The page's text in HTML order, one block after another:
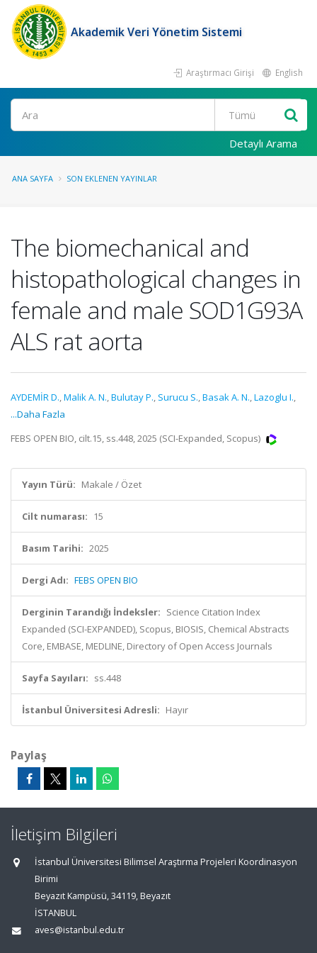
Akademik Veri Yönetim Sistemi
Araştırmacı Girişi English
Ara
Detaylı Arama
ANA SAYFA SON EKLENEN YAYINLAR
The biomechanical and
histopathological changes in
female and male SOD1G93A
ALS rat aorta
AYDEMİR D.,Malik A. N.,Bulutay P., Surucu S.,Basak A. N.,Lazoglu I.,
...Daha Fazla
FEBS OPEN BIO, cilt.15, ss.448, 2025 (SCI-Expanded, Scopus)
Yayın Türü: Makale / Özet
Cilt numarası: 15
Basım Tarihi: 2025
Dergi Adı: FEBS OPEN BIO
Derginin Tarandığı İndeksler: Science Citation Index
Expanded (SCI-EXPANDED), Scopus, BIOSIS, Chemical Abstracts
Core, EMBASE, MEDLINE, Directory of Open Access Journals
Sayfa Sayıları: ss.448
İstanbul Üniversitesi Adresli: Hayır
Paylaş
İletişim Bilgileri
İstanbul Üniversitesi Bilimsel Araştırma Projeleri Koordinasyon
Birimi
Beyazıt Kampüsü, 34119, Beyazıt
İSTANBUL
aves@istanbul.edu.tr